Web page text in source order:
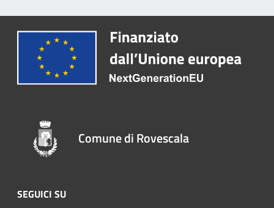
Comune di Rovescala
SEGUICI SU